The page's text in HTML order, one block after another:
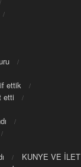
ettik
etti
KUNYE VE